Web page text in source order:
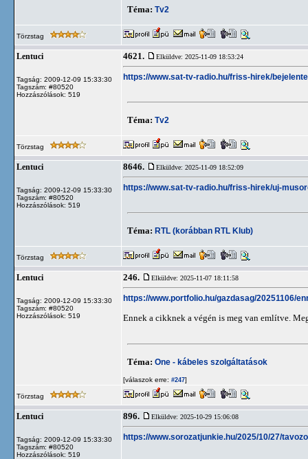
Téma: Tv2
Törzstag
Lentuci
Tagság: 2009-12-09 15:33:30
Tagszám: #80520
Hozzászólások: 519
4621. Elküldve: 2025-11-09 18:53:24
https://www.sat-tv-radio.hu/friss-hirek/
Téma: Tv2
Törzstag
Lentuci
Tagság: 2009-12-09 15:33:30
Tagszám: #80520
Hozzászólások: 519
8646. Elküldve: 2025-11-09 18:52:09
https://www.sat-tv-radio.hu/friss-hirek/uj-
Téma: RTL (korábban RTL Klub)
Törzstag
Lentuci
Tagság: 2009-12-09 15:33:30
Tagszám: #80520
Hozzászólások: 519
246. Elküldve: 2025-11-07 18:11:58
https://www.portfolio.hu/gazdasag/20251106/
Ennek a cikknek a végén is meg van említve.
Téma: One - kábeles szolgáltatások
[válaszok erre: #247]
Törzstag
Lentuci
Tagság: 2009-12-09 15:33:30
Tagszám: #80520
Hozzászólások: 519
896. Elküldve: 2025-10-29 15:06:08
https://www.sorozatjunkie.hu/2025/10/27/